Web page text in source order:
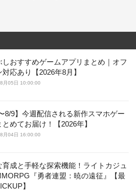
しおすすめゲームアプリまとめ｜オフ
対応あり【2026年8月】
月05日 10:00:00
8/9】今週配信される新作スマホゲー
とめてお届け！【2026年】
月04日 16:00:00
育成と手軽な探索機能！ライトカジュ
『勇者連盟：暁の遠征』【最
】